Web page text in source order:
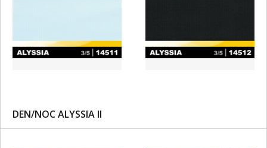
DEN/NOC ALYSSIA II